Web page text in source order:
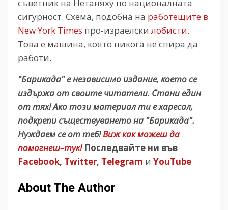
съветник на Нетаняху по националната
сигурност. Схема, подобна на работещите в
New York Times про-израелски лобисти.
Това е машина, която никога не спира да
работи.
"Барикада" е независимо издание, което се
издържа от своите читатели. Стани един
от тях! Ако този материал ти е харесал,
подкрепи съществуването на "Барикада".
Нуждаем се от теб!Виж как можеш да
помогнеш–тук! Последвайте ни във
Facebook, Twitter, Telegram и YouTube
About The Author